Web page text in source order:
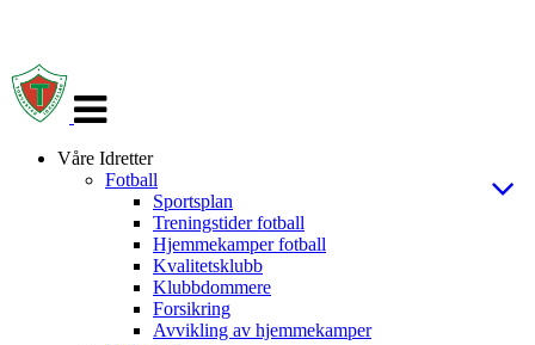
navigasjon
Våre Idretter
Fotball
Sportsplan
Treningstider fotball
Hjemmekamper fotball
Kvalitetsklubb
Klubbdommere
Forsikring
Avvikling av hjemmekamper